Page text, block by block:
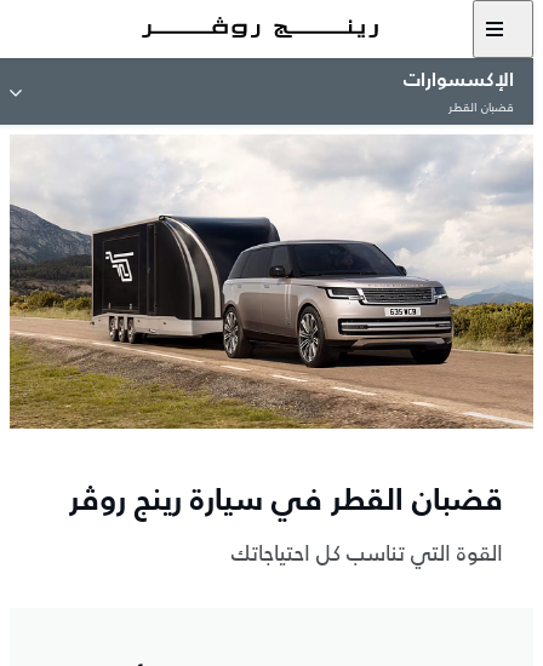
الإكسسوارات
قضبان القطر
قضبان القطر في سيارة رينج روڤر
القوة التي تناسب كل احتياجاتك